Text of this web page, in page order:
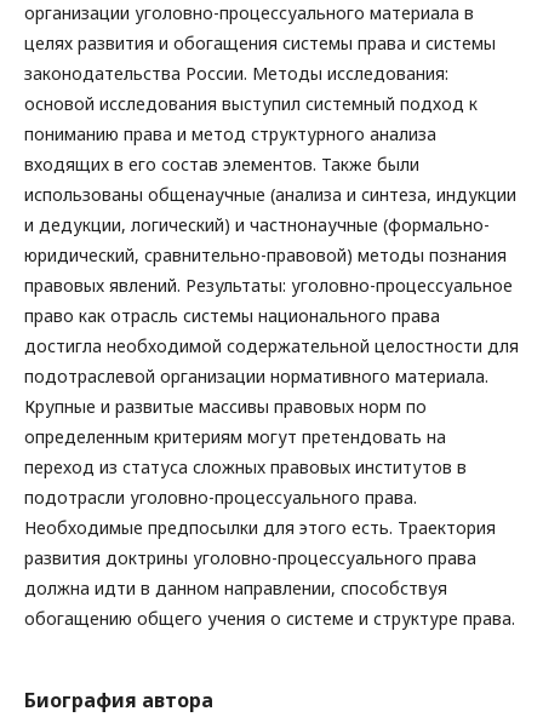
организации уголовно-процессуального материала в
целях развития и обогащения системы права и системы
законодательства России. Методы исследования:
основой исследования выступил системный подход к
пониманию права и метод структурного анализа
входящих в его состав элементов. Также были
использованы общенаучные (анализа и синтеза, индукции
и дедукции, логический) и частнонаучные (формально-
юридический, сравнительно-правовой) методы познания
правовых явлений. Результаты: уголовно-процессуальное
право как отрасль системы национального права
достигла необходимой содержательной целостности для
подотраслевой организации нормативного материала.
Крупные и развитые массивы правовых норм по
определенным критериям могут претендовать на
переход из статуса сложных правовых институтов в
подотрасли уголовно-процессуального права.
Необходимые предпосылки для этого есть. Траектория
развития доктрины уголовно-процессуального права
должна идти в данном направлении, способствуя
обогащению общего учения о системе и структуре права.
Биография автора